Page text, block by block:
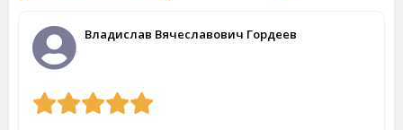
Владислав Вячеславович Гордеев